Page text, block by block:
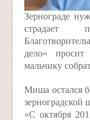
Зернограде
страдает
дело» просит
мальчику
Миша остался
зерноградской
«С октября